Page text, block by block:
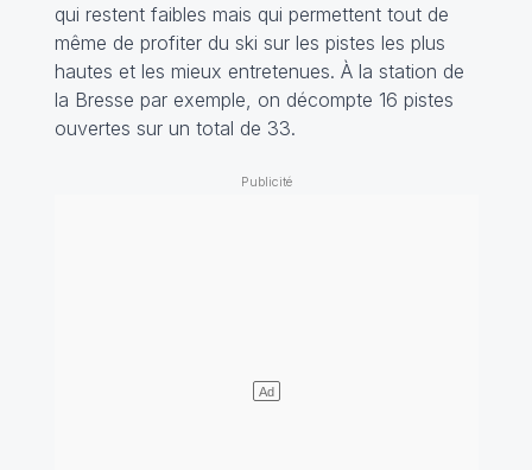
qui restent faibles mais qui permettent tout de
même de profiter du ski sur les pistes les plus
hautes et les mieux entretenues. À la station de
la Bresse par exemple, on décompte 16 pistes
ouvertes sur un total de 33.